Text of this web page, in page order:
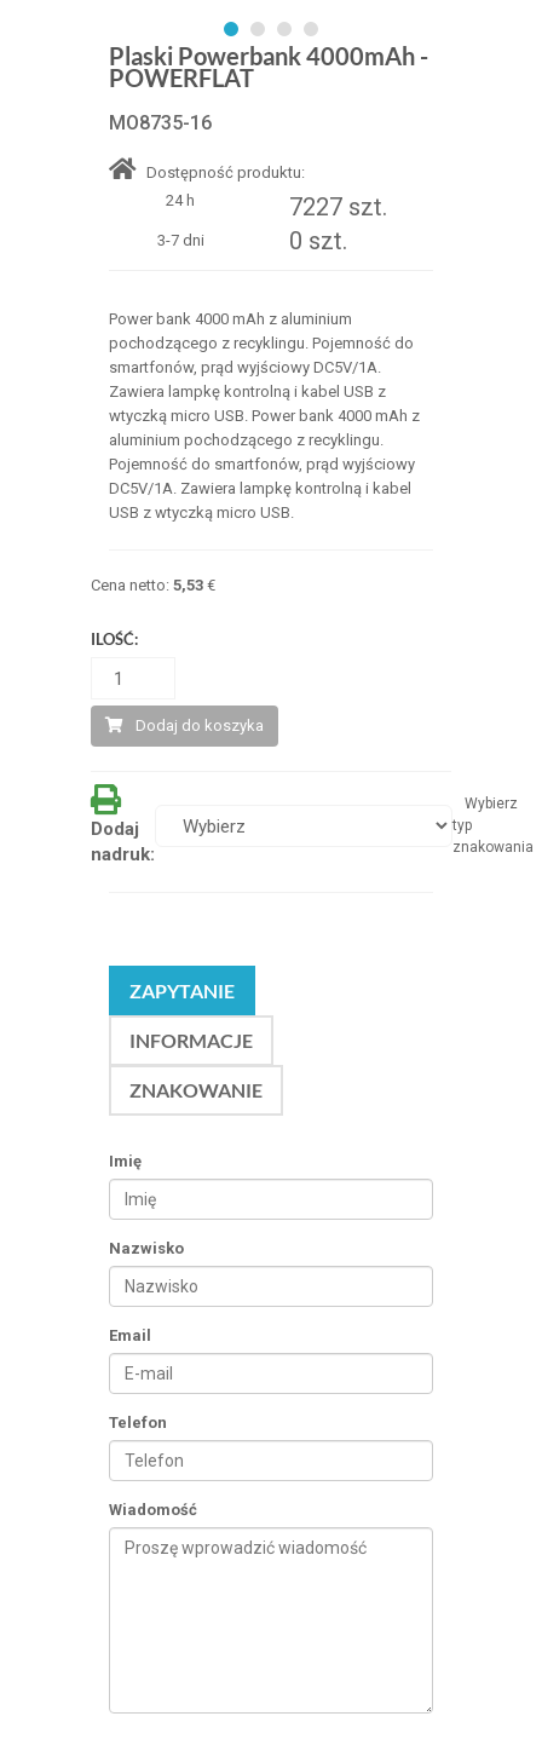
Plaski Powerbank 4000mAh -
POWERFLAT
MO8735-16
Dostępność produktu:
24 h
7227 szt.
3-7 dni 0 szt.
Power bank 4000 mAh z aluminium
pochodzącego z recyklingu. Pojemność do
smartfonów, prąd wyjściowy DC5V/1A.
Zawiera lampkę kontrolną i kabel USB z
wtyczką micro USB. Power bank 4000 mAh z
aluminium pochodzącego z recyklingu.
Pojemność do smartfonów, prąd wyjściowy
DC5V/1A. Zawiera lampkę kontrolną i kabel
USB z wtyczką micro USB.
Cena netto: 5,53€
ILOŚĆ:
Dodaj do koszyka
Dodaj
nadruk:
Wybierz
typ
znakowania
ZAPYTANIE
INFORMACJE
ZNAKOWANIE
Imię
Nazwisko
Email
Telefon
Wiadomość